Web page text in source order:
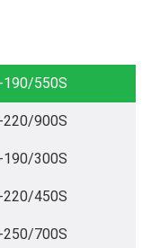
190/550S
220/900S
190/300S
220/450S
250/700S